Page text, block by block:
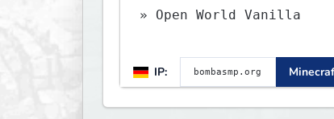
» Open World Vanilla
IP: